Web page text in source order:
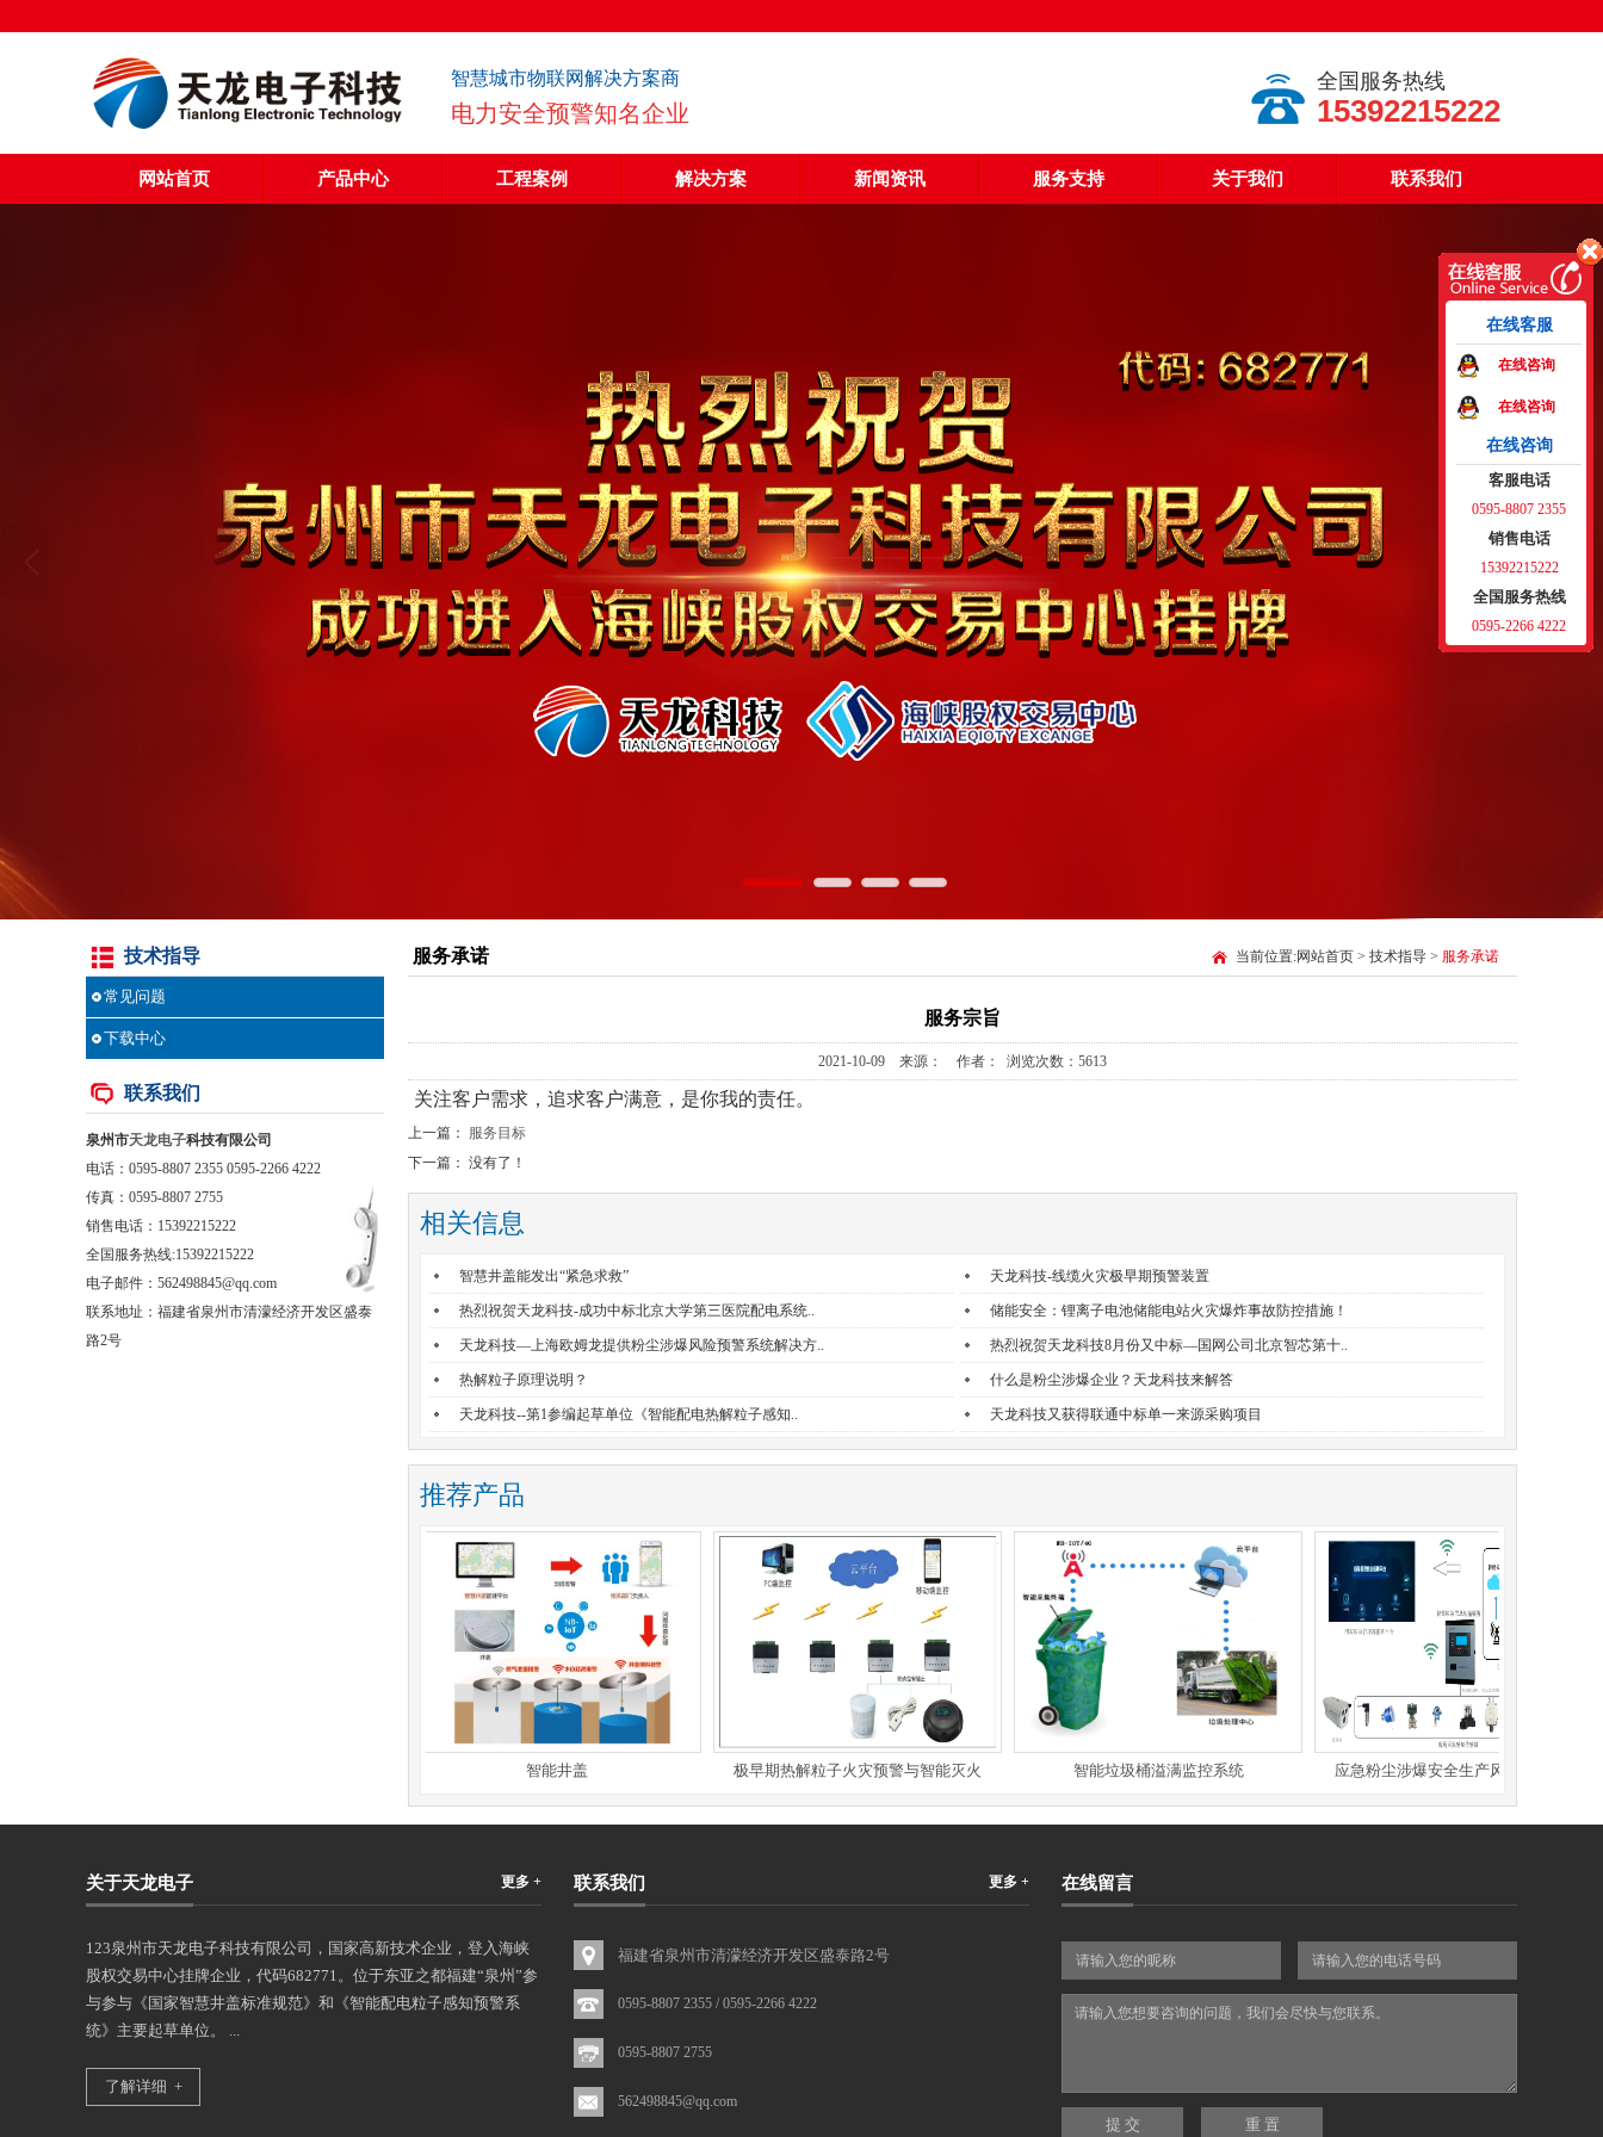
智慧城市物联网解决方案商
电力安全预警知名企业
全国服务热线
15392215222
网站首页 产品中心 工程案例 解决方案 新闻资讯 服务支持 关于我们 联系我们
技术指导
常见问题
下载中心
联系我们
泉州市天龙电子科技有限公司
电话：0595-8807 2355 0595-2266 4222
传真：0595-8807 2755
销售电话： 15392215222
全国服务热线:15392215222
电子邮件：562498845@qq.com
联系地址：福建省泉州市清濛经济开发区盛泰
路2号
服务承诺 当前位置:网站首页 > 技术指导 > 服务承诺
服务宗旨
2021-10-09 来源： 作者： 浏览次数：5613
关注客户需求，追求客户满意，是你我的责任。
上一篇： 服务目标
下一篇： 没有了！
相关信息
智慧井盖能发出“紧急求救” 天龙科技-线缆火灾极早期预警装置
热烈祝贺天龙科技-成功中标北京大学第三医院配电系统.. 储能安全：锂离子电池储能电站火灾爆炸事故防控措施！
天龙科技—上海欧姆龙提供粉尘涉爆风险预警系统解决方.. 热烈祝贺天龙科技8月份又中标—国网公司北京智芯第十..
热解粒子原理说明？ 什么是粉尘涉爆企业？天龙科技来解答
天龙科技--第1参编起草单位《智能配电热解粒子感知.. 天龙科技又获得联通中标单一来源采购项目
推荐产品
智能井盖 极早期热解粒子火灾预警与智能灭火 智能垃圾桶溢满监控系统 应急粉尘涉爆安全生产风险监测预警
更多 +
关于天龙电子
123泉州市天龙电子科技有限公司，国家高新技术企业，登入海峡
股权交易中心挂牌企业，代码682771。位于东亚之都福建“泉州”参
与参与《国家智慧井盖标准规范》和《智能配电粒子感知预警系
统》主要起草单位。 ...
了解详细 +
更多 +
联系我们
福建省泉州市清濛经济开发区盛泰路2号
0595-8807 2355 / 0595-2266 4222
0595-8807 2755
562498845@qq.com
在线留言
在线客服
在线咨询
在线咨询
在线咨询
客服电话
0595-8807 2355
销售电话
15392215222
全国服务热线
0595-2266 4222